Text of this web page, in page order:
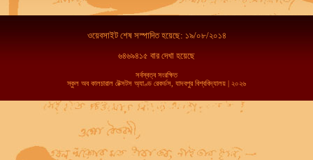
ওয়েবসাইট শেষ সস্পাদিত হয়েছে: ১৯/০৮/২০১৪
৬৪৬৯৪১৫ বার দেখা হয়েছে
সর্বস্বত্ব সংরক্ষিত
স্কুল অব কালচারাল টেক্সটস অ্যাণ্ড রেকর্ডস, যাদবপুর বিশ্ববিদ্যালয় | ২০২৬